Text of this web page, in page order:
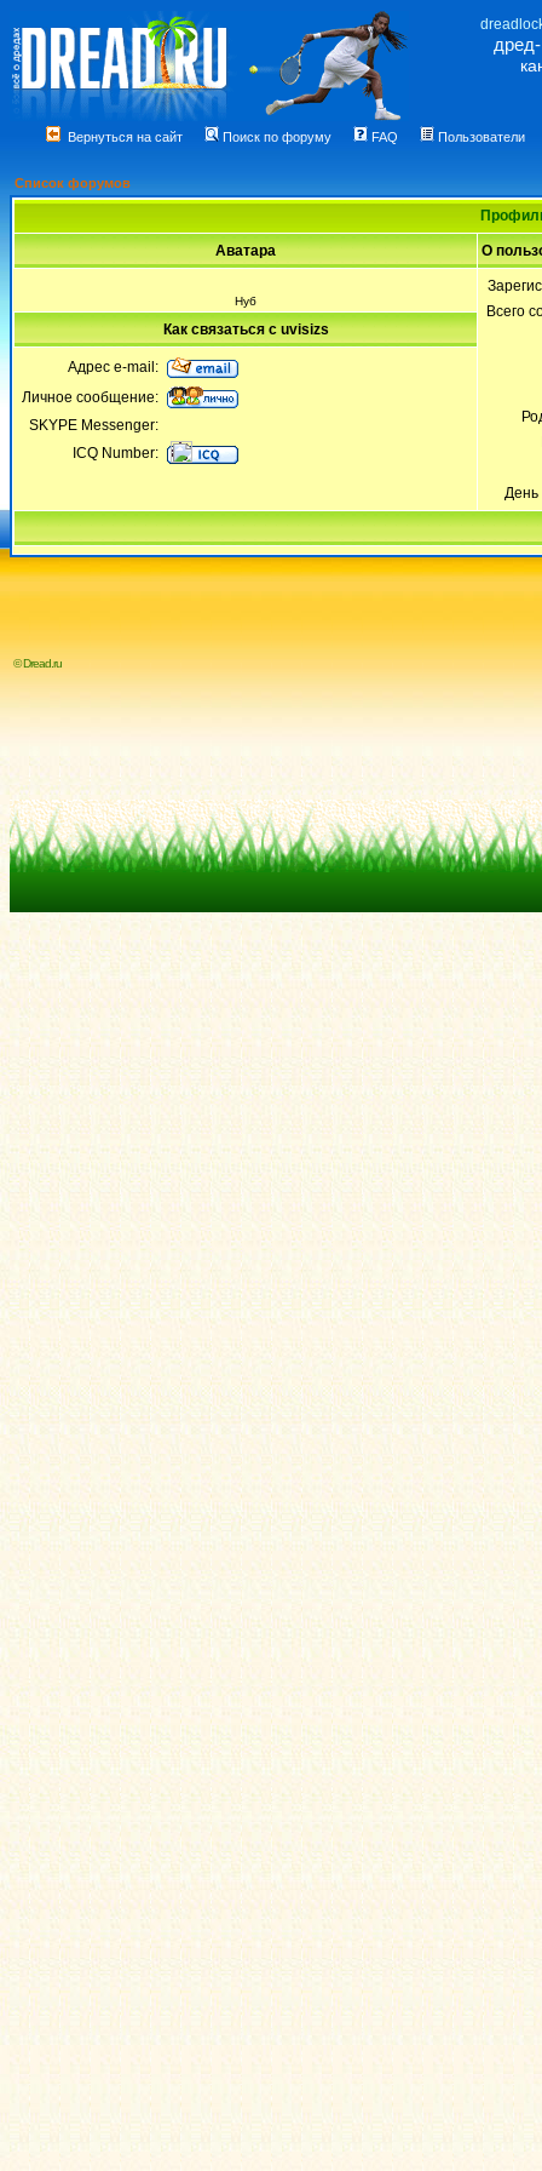
Вернуться на сайт Поиск по форуму FAQ Пользователи
Список форумов
Аватара О
Нуб
Всего
День
Как связаться с uvisizs
Адрес e-mail:
Личное сообщение:
SKYPE Messenger:
ICQ Number:
© Dread.ru